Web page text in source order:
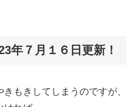
年７月１６日更新！
もきしてしまうのですが、